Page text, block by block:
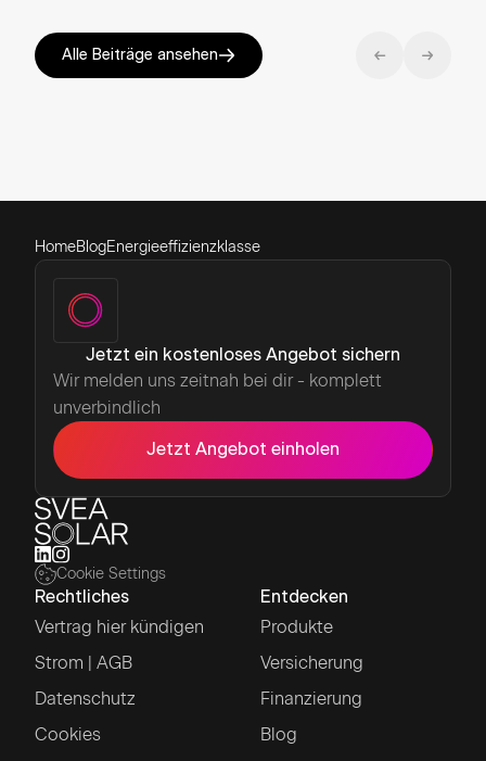
Alle Beiträge ansehen
HomeBlogEnergieeffizienzklasse
Jetzt ein kostenloses Angebot sichern
Wir melden uns zeitnah bei dir - komplett
unverbindlich
Jetzt Angebot einholen
Cookie Settings
Rechtliches
Vertrag hier kündigen
Strom | AGB
Datenschutz
Cookies
Entdecken
Produkte
Versicherung
Finanzierung
Blog